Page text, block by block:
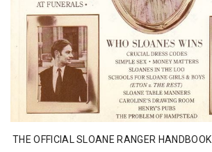
THE OFFICIAL SLOANE RANGER HANDBOOK